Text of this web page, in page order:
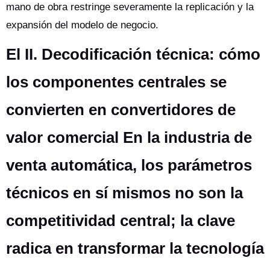
mano de obra restringe severamente la replicación y la
expansión del modelo de negocio.
El II. Decodificación técnica: cómo
los componentes centrales se
convierten en convertidores de
valor comercial En la industria de
venta automática, los parámetros
técnicos en sí mismos no son la
competitividad central; la clave
radica en transformar la tecnología